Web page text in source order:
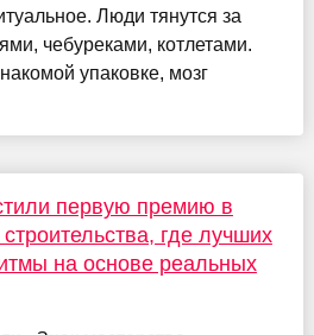
Люди тянутся за
чебуреками, котлетами.
упаковке, мозг
первую премию в
где лучших
на основе реальных